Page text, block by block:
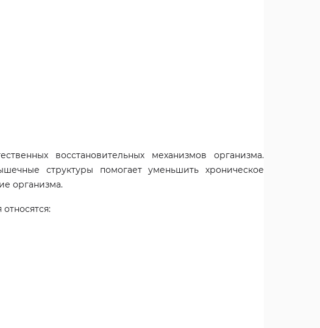
восстановительных механизмов организма.
структуры помогает уменьшить хроническое
организма.